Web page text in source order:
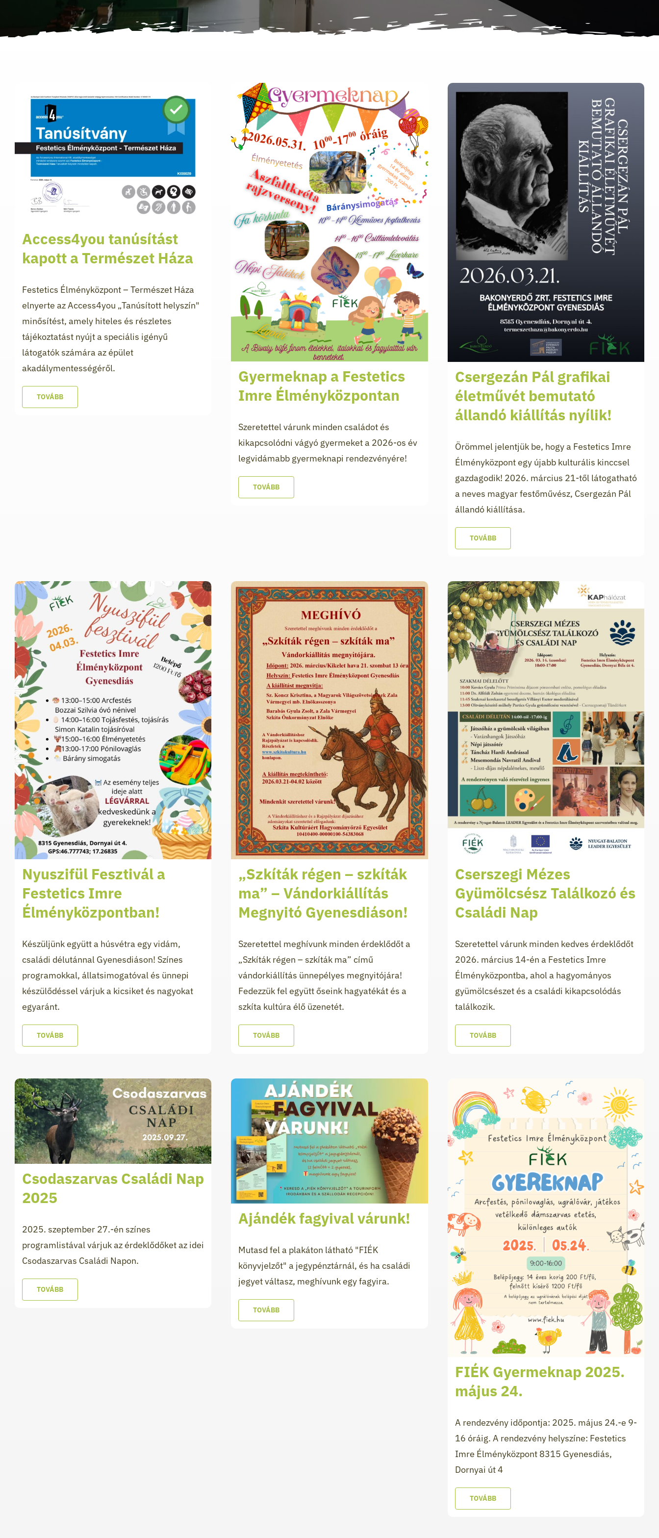
Access4you tanúsítást
kapott a Természet Háza
Festetics Élményközpont – Természet Háza
elnyerte az Access4you „Tanúsított helyszín"
minősítést, amely hiteles és részletes
tájékoztatást nyújt a speciális igényű
látogatók számára az épület
akadálymentességéről.
TOVÁBB
Gyermeknap a Festetics
Imre Élményközpontan
Szeretettel várunk minden családot és
kikapcsolódni vágyó gyermeket a 2026-os év
legvidámabb gyermeknapi rendezvényére!
TOVÁBB
Csergezán Pál grafikai
életművét bemutató
állandó kiállítás nyílik!
Örömmel jelentjük be, hogy a Festetics Imre
Élményközpont egy újabb kulturális kinccsel
gazdagodik! 2026. március 21-től látogatható
a neves magyar festőművész, Csergezán Pál
állandó kiállítása.
TOVÁBB
Nyuszifül Fesztivál a
Festetics Imre
Élményközpontban!
Készüljünk együtt a húsvétra egy vidám,
családi délutánnal Gyenesdiáson! Színes
programokkal, állatsimogatóval és ünnepi
készülődéssel várjuk a kicsiket és nagyokat
egyaránt.
TOVÁBB
„Szkíták régen – szkíták
ma” – Vándorkiállítás
Megnyitó Gyenesdiáson!
Szeretettel meghívunk minden érdeklődőt a
„Szkíták régen – szkíták ma” című
vándorkiállítás ünnepélyes megnyitójára!
Fedezzük fel együtt őseink hagyatékát és a
szkíta kultúra élő üzenetét.
TOVÁBB
Cserszegi Mézes
Gyümölcsész Találkozó és
Családi Nap
Szeretettel várunk minden kedves érdeklődőt
2026. március 14-én a Festetics Imre
Élményközpontba, ahol a hagyományos
gyümölcsészet és a családi kikapcsolódás
találkozik.
TOVÁBB
Csodaszarvas Családi Nap
2025
2025. szeptember 27.-én színes
programlistával várjuk az érdeklődőket az idei
Csodaszarvas Családi Napon.
TOVÁBB
Ajándék fagyival várunk!
Mutasd fel a plakáton látható "FIÉK
könyvjelzőt" a jegypénztárnál, és ha családi
jegyet váltasz, meghívunk egy fagyira.
TOVÁBB
FIÉK Gyermeknap 2025.
május 24.
A rendezvény időpontja: 2025. május 24.-e 9-
16 óráig. A rendezvény helyszíne: Festetics
Imre Élményközpont 8315 Gyenesdiás,
Dornyai út 4
TOVÁBB